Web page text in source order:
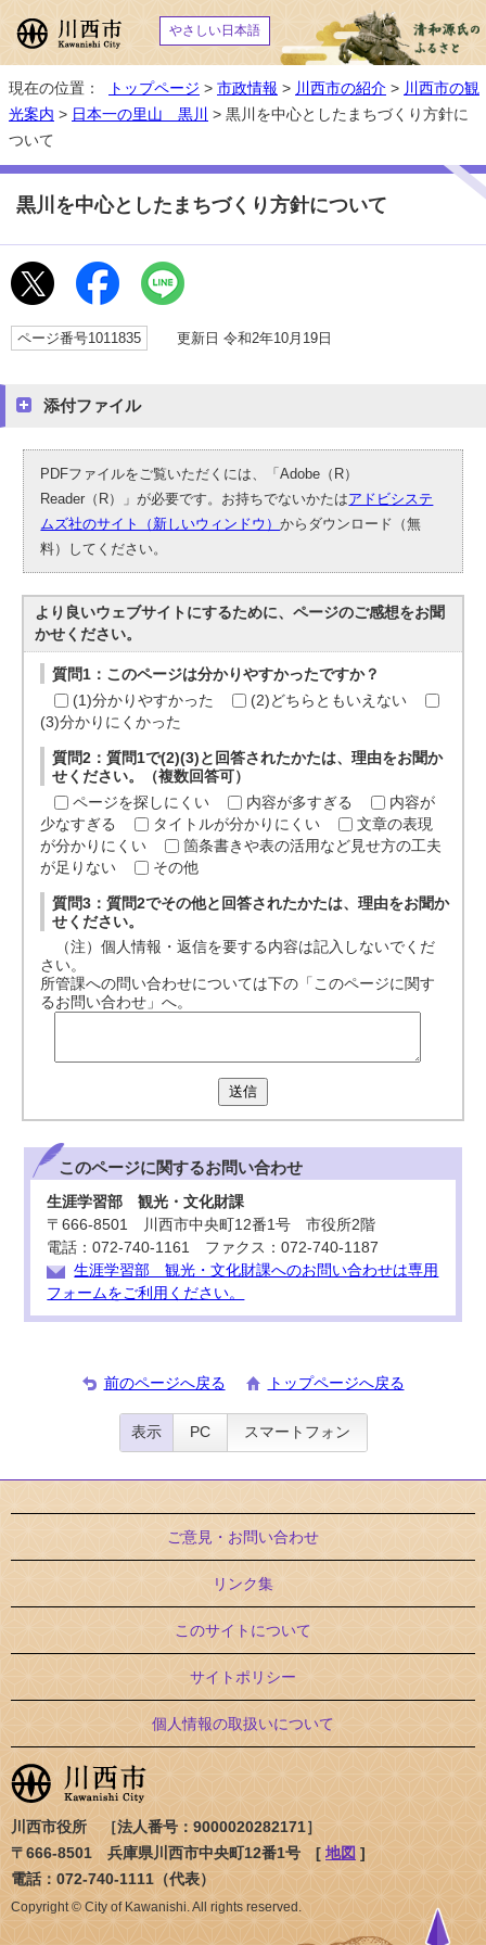
やさしい日本語
現在の位置： トップページ > 市政情報 > 川西市の紹介 > 川西市の観
光案内 > 日本一の里山 黒川 > 黒川を中心としたまちづくり方針に
ついて
黒川を中心としたまちづくり方針について
ページ番号1011835 更新日 令和2年10月19日
添付ファイル
PDFファイルをご覧いただくには、「Adobe（R）
Reader（R）」が必要です。お持ちでないかたはアドビシステ
ムズ社のサイト（新しいウィンドウ）からダウンロード（無
料）してください。
より良いウェブサイトにするために、ページのご感想をお聞
かせください。
質問1：このページは分かりやすかったですか？
(1)分かりやすかった
(2)どちらともいえない
(3)分かりにくかった
質問2：質問1で(2)(3)と回答されたかたは、理由をお聞か
せください。（複数回答可）
ページを探しにくい
内容が多すぎる
内容が
少なすぎる
タイトルが分かりにくい
文章の表現
が分かりにくい
箇条書きや表の活用など見せ方の工夫
が足りない
その他
質問3：質問2でその他と回答されたかたは、理由をお聞か
せください。
（注）個人情報・返信を要する内容は記入しないでくだ
さい。
所管課への問い合わせについては下の「このページに関す
るお問い合わせ」へ。
送信
このページに関するお問い合わせ
生涯学習部 観光・文化財課
〒666-8501 川西市中央町12番1号 市役所2階
電話：072-740-1161 ファクス：072-740-1187
生涯学習部 観光・文化財課へのお問い合わせは専用
フォームをご利用ください。
前のページへ戻る トップページへ戻る
表示 PC スマートフォン
ご意見・お問い合わせ
リンク集
このサイトについて
サイトポリシー
個人情報の取扱いについて
川西市役所 ［法人番号：9000020282171］
〒666-8501 兵庫県川西市中央町12番1号 [ 地図 ]
電話：072-740-1111（代表）
Copyright © City of Kawanishi. All rights reserved.